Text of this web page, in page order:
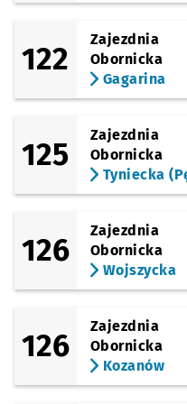
122
Zajezdnia
Obornicka
Gagarina
125
Zajezdnia
Obornicka
Tyniecka
126
Zajezdnia
Obornicka
Wojszycka
126
Zajezdnia
Obornicka
Kozanów